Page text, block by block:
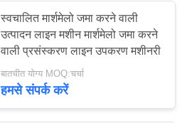
स्वचालित मार्शमेलो जमा करने वाली
उत्पादन लाइन मशीन मार्शमेलो जमा करने
वाली प्रसंस्करण लाइन उपकरण मशीनरी
बातचीत योग्य MOQ:चर्चा
हमसे संपर्क करें